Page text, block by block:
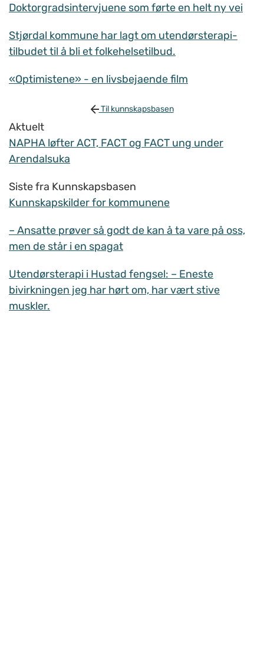
Doktorgradsintervjuene som førte en helt ny vei
Stjørdal kommune har lagt om utendørsterapi-
tilbudet til å bli et folkehelsetilbud.
«Optimistene» - en livsbejaende film
Til kunnskapsbasen
Aktuelt
NAPHA løfter ACT, FACT og FACT ung under
Arendalsuka
Siste fra Kunnskapsbasen
Kunnskapskilder for kommunene
– Ansatte prøver så godt de kan å ta vare på oss,
men de står i en spagat
Utendørsterapi i Hustad fengsel: – Eneste
bivirkningen jeg har hørt om, har vært stive
muskler.